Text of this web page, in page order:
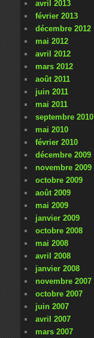
avril 2013
février 2013
décembre 2012
mai 2012
avril 2012
mars 2012
août 2011
juin 2011
mai 2011
septembre 2010
mai 2010
février 2010
décembre 2009
novembre 2009
octobre 2009
août 2009
mai 2009
janvier 2009
octobre 2008
mai 2008
avril 2008
janvier 2008
novembre 2007
octobre 2007
juin 2007
avril 2007
mars 2007